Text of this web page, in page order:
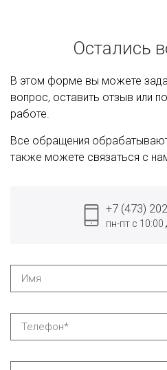
Остались
В этом форме вы можете
вопрос, оставить отзыв или
работе.
Все обращения
также можете связаться с
+7 (473)
пн-пт с 10:00